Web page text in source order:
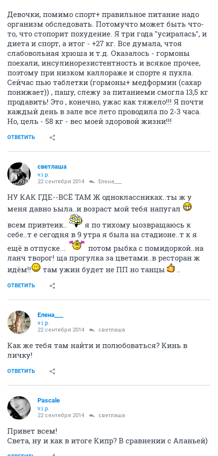
Девочки, помимо спорт+ правильное питание надо
организм обследовать. Потомучто может быть что-
то, что стопорит похудение. Я три года "усиралась", и
диета и спорт, а итог - +27 кг. Все думала, чтоя
слабовольная хрюша и т.д. Оказалось - гормоны
поехали, инсулинорезистентность и всякое прочее,
поэтому при низком каллораже и спорте я пухла.
Сейчас пью таблетки (гормоны+ медформин (сахар
понижает)) , пашу, слежу за питаниеми смогла 13,5 кг
продавить! Это , конечно, ужас как тяжело!!! Я почти
каждый день в зале все лето проводила по 2-3 часа.
Но, цель - 58 кг - вес моей здоровой жизни!!!
ОТВЕТИТЬ
светлаша
v.i.p.
22 сентября 2014 Елена___
НУ КАК ГДЕ--ВСЁ ТАМ Ж одноклассниках..ты ж у
меня давно ьыла..и возраст мой тебя напугал
всем привтеик..
я по тихому ыозвращаюсь к
себе..т е сегодня в 9 утра я была на стадионе..т к я
ещё в отпуске...
потом рыбка с помидоркой..на
ланч творог! ща прогулка за цветами..в ресторан ж
идём!!
там ужин будет не ПП но танцы ..
ОТВЕТИТЬ
Елена___
v.i.p.
22 сентября 2014 светлаша
Как же тебя там найти и полюбоваться? Кинь в
личку!
ОТВЕТИТЬ
Pascale
v.i.p.
22 сентября 2014 светлаша
Привет всем!
Света, ну и как в итоге Кипр? В сравнении с Аланьей)